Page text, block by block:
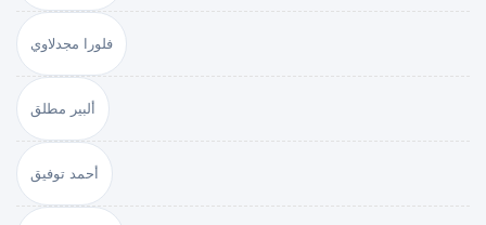
فلورا مجدلاوي
ألبير مطلق
أحمد توفيق